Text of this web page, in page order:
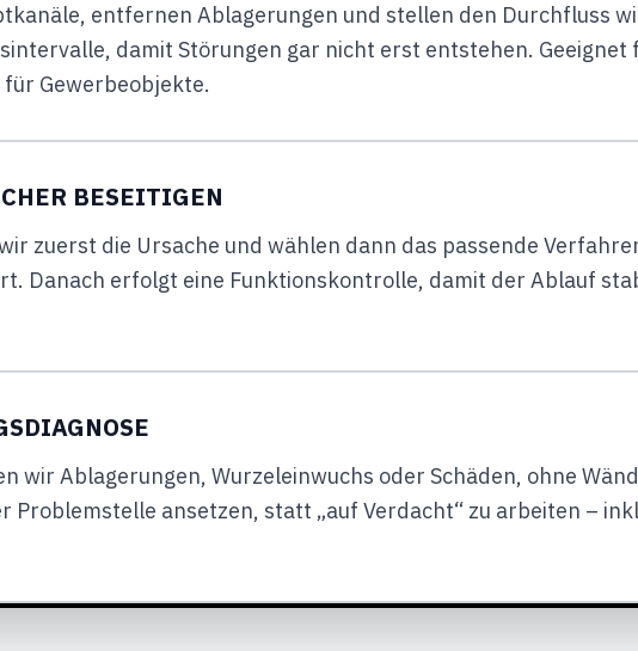
entfernen Ablagerungen und stellen den Durchfluss
damit Störungen gar nicht erst entstehen. Geeignet
Gewerbeobjekte.
BESEITIGEN
zuerst die Ursache und wählen dann das passende
Danach erfolgt eine Funktionskontrolle, damit der Ablauf
wir Ablagerungen, Wurzeleinwuchs oder Schäden, ohne
Problemstelle ansetzen, statt „auf Verdacht“ zu arbeiten –